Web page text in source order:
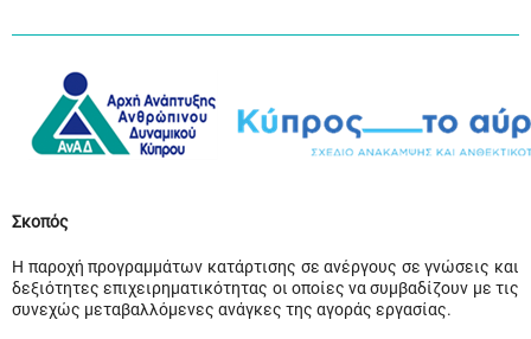
Σκοπός
Η παροχή προγραμμάτων κατάρτισης σε ανέργους σε γνώσεις και
δεξιότητες επιχειρηματικότητας οι οποίες να συμβαδίζουν με τις
συνεχώς μεταβαλλόμενες ανάγκες της αγοράς εργασίας.